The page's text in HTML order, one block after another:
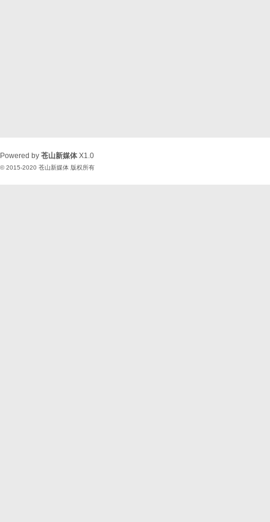
Powered by 苍山新媒体 X1.0
© 2015-2020 苍山新媒体 版权所有